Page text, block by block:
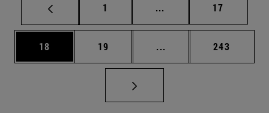
Página
1 ... Páginas intermedias
Página
17
Página
18 Página
19 ... Páginas intermedias
Página
243